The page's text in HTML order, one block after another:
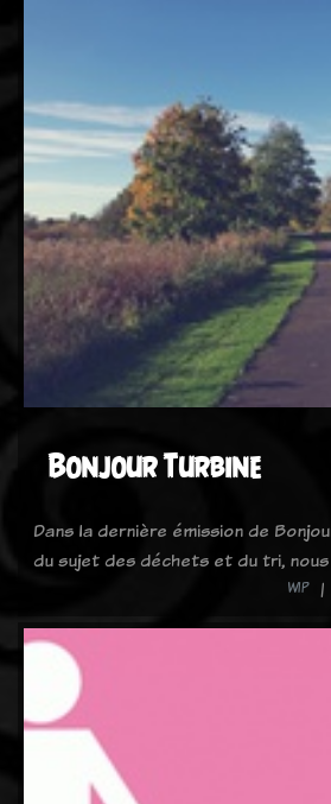
Bonjour Turbine
Dans la dernière émission de
du sujet des déchets et du tri,
WIP